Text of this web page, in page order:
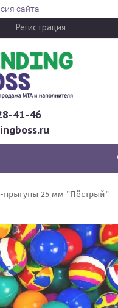
сайта
Регистрация
41-46
прыгуны 25 мм "Пёстрый"